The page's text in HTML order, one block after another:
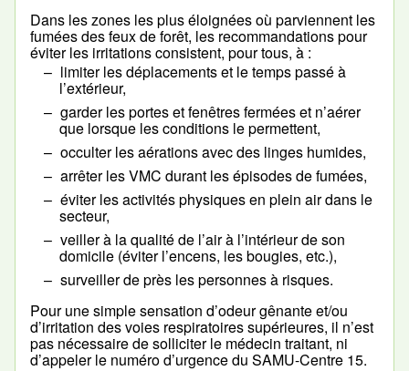
Dans les zones les plus éloignées où parviennent les
fumées des feux de forêt, les recommandations pour
éviter les irritations consistent, pour tous, à :
limiter les déplacements et le temps passé à
l’extérieur,
garder les portes et fenêtres fermées et n’aérer
que lorsque les conditions le permettent,
occulter les aérations avec des linges humides,
arrêter les VMC durant les épisodes de fumées,
éviter les activités physiques en plein air dans le
secteur,
veiller à la qualité de l’air à l’intérieur de son
domicile (éviter l’encens, les bougies, etc.),
surveiller de près les personnes à risques.
Pour une simple sensation d’odeur gênante et/ou
d’irritation des voies respiratoires supérieures, il n’est
pas nécessaire de solliciter le médecin traitant, ni
d’appeler le numéro d’urgence du SAMU-Centre 15.